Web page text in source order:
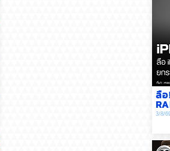
ลื
3/8/